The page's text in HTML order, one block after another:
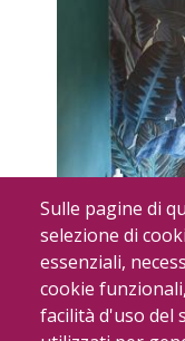
La
Sulle pagine di
selezione di
essenziali,
cookie
facilità d'uso del